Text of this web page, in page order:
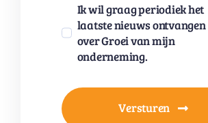
Ik wil graag periodiek het
laatste nieuws ontvangen
over Groei van mijn
onderneming.
Versturen